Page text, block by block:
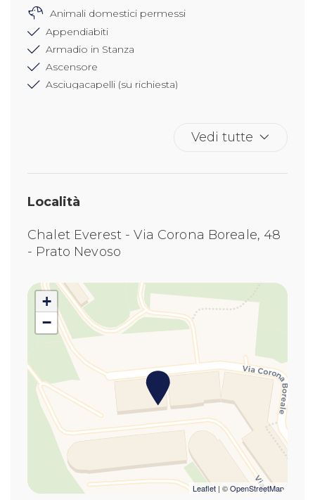
Animali domestici permessi
Appendiabiti
Armadio in Stanza
Ascensore
Asciugacapelli (su richiesta)
Biancheria da letto
Cucina Completa
Divano Letto
Doccia
Forni a microonde
Frigorifero
Internet Wireless
Minibar
Moka
Piatti e Stoviglie
Riscaldamento
Shampoo
Soggiorno
Tavolo e sedie
Utensili da Cucina
Vedi tutte
Località
Chalet Everest - Via Corona Boreale, 48
- Prato Nevoso
+
−
Leaflet | ©OpenStreetMap